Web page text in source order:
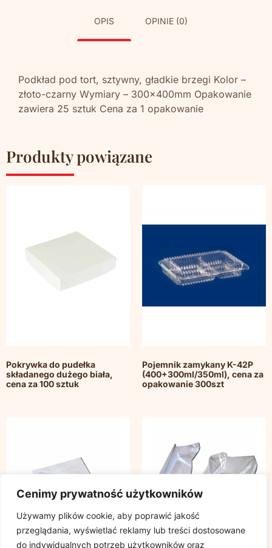
Cenimy prywatność użytkowników
Używamy plików cookie, aby poprawić jakość
przeglądania, wyświetlać reklamy lub treści dostosowane
do indywidualnych potrzeb użytkowników oraz
OPIS OPINIE (0)
Podkład pod tort, sztywny, gładkie brzegi Kolor –
złoto-czarny Wymiary – 300x400mm Opakowanie
zawiera 25 sztuk Cena za 1 opakowanie
Produkty powiązane
Pokrywka do pudełka
składanego dużego biała,
cena za 100 sztuk
Pojemnik zamykany K-42P
(400+300ml/350ml), cena za
opakowanie 300szt